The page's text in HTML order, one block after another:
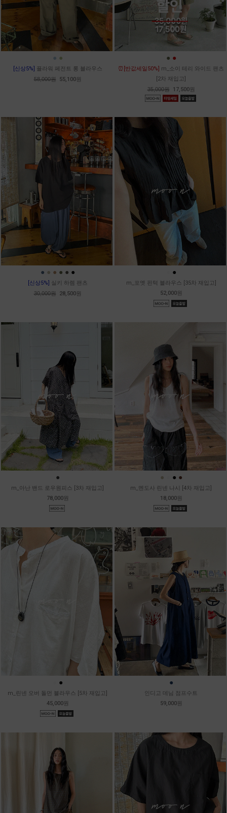
● ●
[신상5%] 플라워 페전트 롱 블라우스
58,000원 55,100원
● ●
⏰[반값세일50%] m_소이 테리 와이드 팬츠
[2차 재입고]
35,000원 17,500원
● ● ● ● ● ●
[신상5%] 실키 하렘 팬츠
30,000원 28,500원
●
m_포엣 핀턱 블라우스 [35차 재입고]
52,000원
●
m_아난 밴드 로우원피스 [3차 재입고]
78,000원
● ● ●
m_멘도사 린넨 나시 [4차 재입고]
18,000원
●
m_린넨 오버 돌먼 블라우스 [5차 재입고]
45,000원
●
인디고 데님 점프수트
59,000원